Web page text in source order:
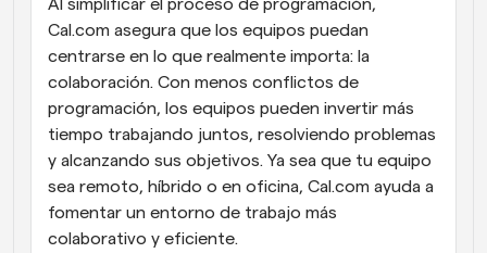
Al simplificar el proceso de programación,
Cal.com asegura que los equipos puedan
centrarse en lo que realmente importa: la
colaboración. Con menos conflictos de
programación, los equipos pueden invertir más
tiempo trabajando juntos, resolviendo problemas
y alcanzando sus objetivos. Ya sea que tu equipo
sea remoto, híbrido o en oficina, Cal.com ayuda a
fomentar un entorno de trabajo más
colaborativo y eficiente.